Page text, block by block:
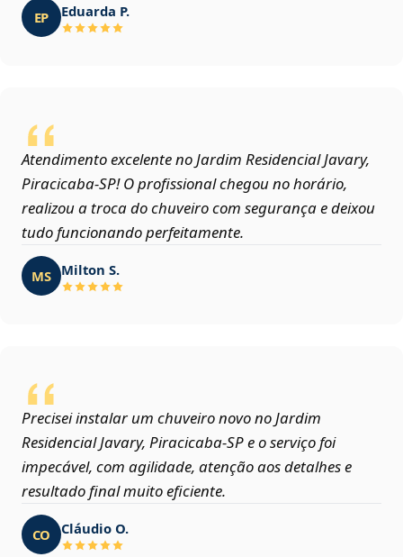
EP Eduarda P.
Atendimento excelente no Jardim Residencial Javary,
Piracicaba‑SP! O profissional chegou no horário,
realizou a troca do chuveiro com segurança e deixou
tudo funcionando perfeitamente.
MS Milton S.
Precisei instalar um chuveiro novo no Jardim
Residencial Javary, Piracicaba‑SP e o serviço foi
impecável, com agilidade, atenção aos detalhes e
resultado final muito eficiente.
CO Cláudio O.